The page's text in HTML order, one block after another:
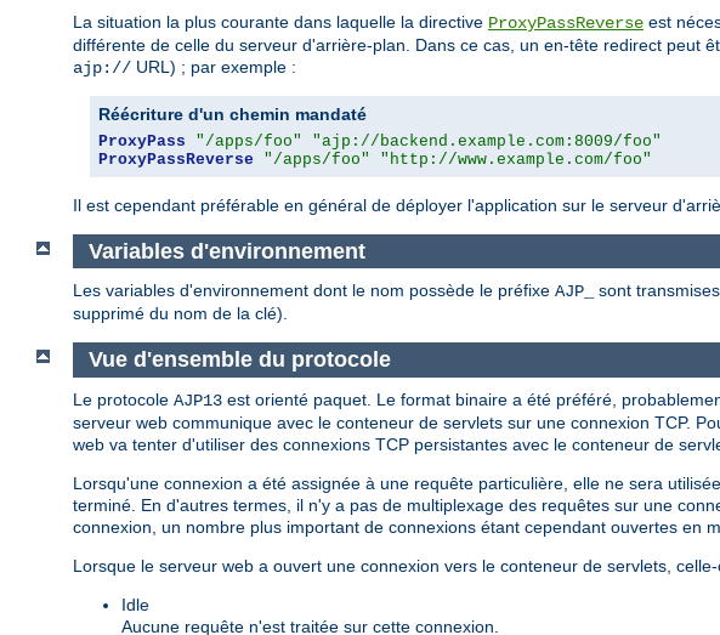
La situation la plus courante dans laquelle la directive ProxyPassReverse est
différente de celle du serveur d'arrière-plan. Dans ce cas, un en-tête redirect peut
ajp:// URL) ; par exemple :
Réécriture d'un chemin mandaté
ProxyPass "/apps/foo"
"ajp://backend.example.com:8009/foo"
ProxyPassReverse
"/apps/foo" "http://www.example.com/foo"
Il est cependant préférable en général de déployer l'application sur le serveur
Variables d'environnement
Les variables d'environnement dont le nom possède le préfixe AJP_
sont
supprimé du nom de la clé).
Vue d'ensemble du protocole
Le protocole AJP13 est orienté paquet. Le format binaire a été préféré,
serveur web communique avec le conteneur de servlets sur une connexion TCP.
web va tenter d'utiliser des connexions TCP persistantes avec le conteneur de
Lorsqu'une connexion a été assignée à une requête particulière, elle ne sera
terminé. En d'autres termes, il n'y a pas de multiplexage des requêtes sur une
connexion, un nombre plus important de connexions étant cependant ouvertes en
Lorsque le serveur web a ouvert une connexion vers le conteneur de servlets,
Idle
Aucune requête n'est traitée sur cette connexion.